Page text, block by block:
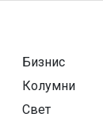
Бизнис
Колумни
Свет